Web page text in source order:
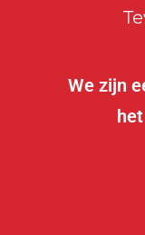
We zijn